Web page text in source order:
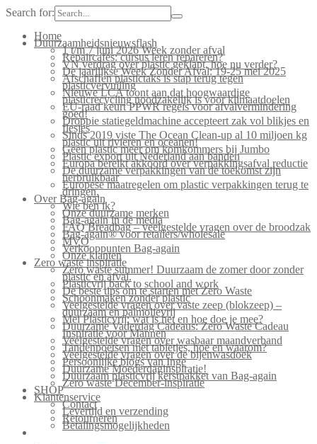
Search for:
Home
Duurzaamheidsnieuwsflash
1 t/m 7 juni 2026 Week zonder afval
Repaircafés: cursus leren repareren?
VN verdrag over plastic geklapt, hoe nu verder?
De jaarlijkse Week Zonder Afval: 19-25 mei 2025
Afschaffen plastictaks is stap terug tegen
plasticvervuiling
Nieuwe LCA toont aan dat hoogwaardige
plasticrecycling noodzakelijk is voor klimaatdoelen
EU-raad keurt PPWR regels voor afvalvermindering
goed!
Droppie statiegeldmachine accepteert zak vol blikjes en
flesjes
Sinds 2019 viste The Ocean Clean-up al 10 miljoen kg
plastic uit rivieren en oceanen!
Geen plastic meer om komkommers bij Jumbo
Plastic export uit Nederland aan banden
Europa bereikt akkoord over verpakkingsafval reductie
De duurzame verpakkingen van de toekomst zijn
herbruikbaar
Europese maatregelen om plastic verpakkingen terug te
dringen.
Over Bag-again
Wie ben ik?
Onze duurzame merken
Bag-again in de media
FAQ Breadbag – veelgestelde vragen over de broodzak
Bag-again® voor retailers/wholesale
MVO
Verkooppunten Bag-again
Onze klanten
Zero waste inspiratie
Zero waste summer! Duurzaam de zomer door zonder
plastic en afval.
Plasticvrij back to school and work
De beste tips om te starten met Zero Waste
Schoonmaken zonder plastic
Veelgestelde vragen over vaste zeep (blokzeep) –
duurzaam en palmolievrij
Mei Plasticvrij: wat is het en hoe doe je mee?
Duurzame Vaderdag Cadeaus: Zero Waste Cadeau
Inspiratie voor Mannen
Veelgestelde vragen over wasbaar maandverband
Tandenpoetsen met tabletjes, hoe en waarom?
Veelgestelde vragen over de bijenwasdoek
Persoonlijke blogs van Inge
Duurzame Moederdaginspiratie!
Duurzaam plasticvrij kerstpakket van Bag-again
Zero waste December-inspiratie
SHOP
Klantenservice
Contact
Levertijd en verzending
Retourneren
Betalingsmogelijkheden